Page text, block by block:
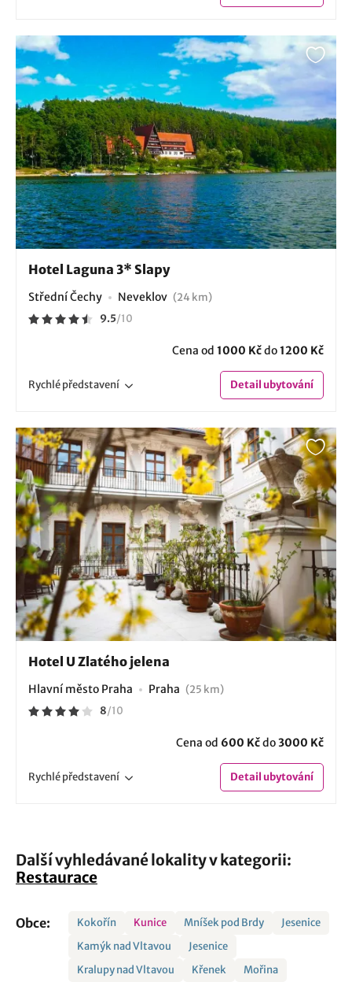
Hotel Laguna 3* Slapy
Střední Čechy Neveklov (24 km)
9.5/10
Cena od 1000 Kčdo1200 Kč
Rychlépředstavení Detailubytování
Hotel U Zlatého jelena
Hlavní město Praha Praha (25 km)
8/10
Cena od 600 Kčdo3000 Kč
Rychlépředstavení Detailubytování
Další vyhledávané lokality v kategorii:
Restaurace
Obce: Kokořín Kunice Mníšek pod Brdy
Jesenice
Kamýk nad Vltavou
Jesenice
Kralupy nad Vltavou
Křenek Mořina